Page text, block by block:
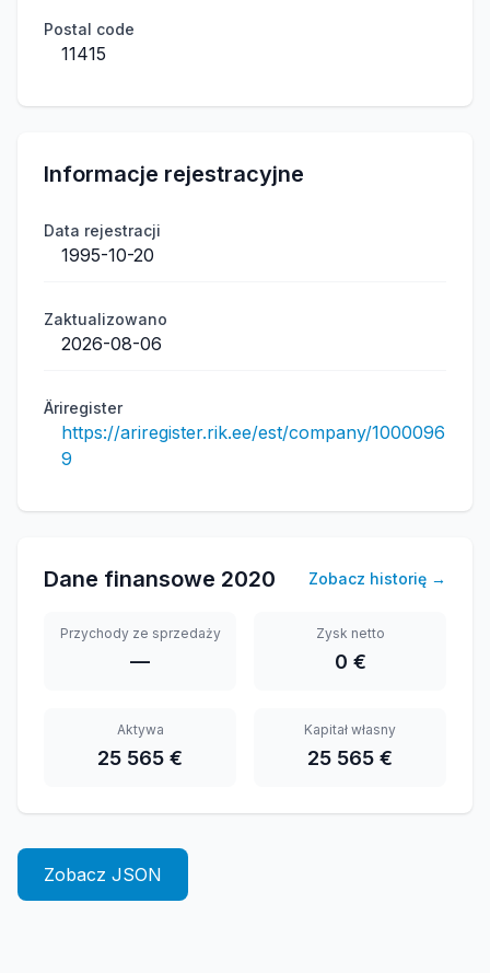
Postal code
11415
Informacje rejestracyjne
Data rejestracji
1995-10-20
Zaktualizowano
2026-08-06
Äriregister
https://ariregister.rik.ee/est/company/1000096
9
Dane finansowe 2020 Zobacz historię →
Przychody ze sprzedaży
—
Zysk netto
0 €
Aktywa
25 565 €
Kapitał własny
25 565 €
Zobacz JSON